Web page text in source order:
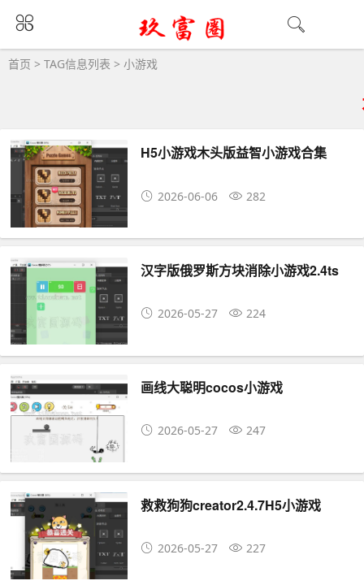
首页 > TAG信息列表 > 小游戏
H5小游戏木头版益智小游戏合集
2026-06-06 282
汉字版俄罗斯方块消除小游戏2.4ts
2026-05-27 224
画线大聪明cocos小游戏
2026-05-27 247
救救狗狗creator2.4.7H5小游戏
2026-05-27 227